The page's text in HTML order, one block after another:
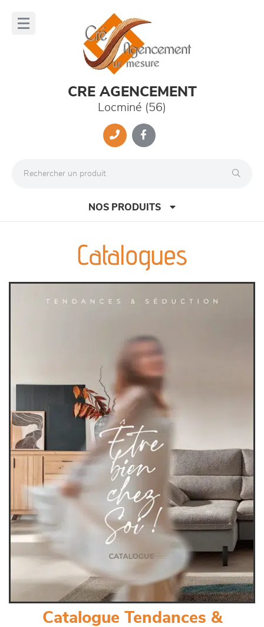
CRE AGENCEMENT
Locminé (56)
NOS PRODUITS
canapés et fauteuils
séjours
chambres et dressing
décoration
Catalogues
Catalogue Tendances &